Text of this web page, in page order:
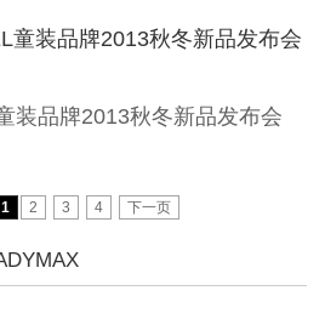
装品牌2013秋冬新品发布会
1 2 3 4 下一页